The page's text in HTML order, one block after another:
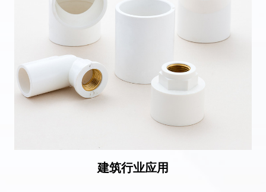
建筑行业应用